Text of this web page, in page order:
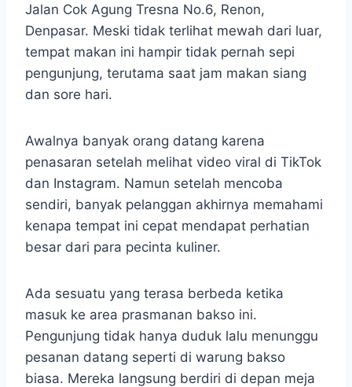
Jalan Cok Agung Tresna No.6, Renon,
Denpasar. Meski tidak terlihat mewah dari luar,
tempat makan ini hampir tidak pernah sepi
pengunjung, terutama saat jam makan siang
dan sore hari.
Awalnya banyak orang datang karena
penasaran setelah melihat video viral di TikTok
dan Instagram. Namun setelah mencoba
sendiri, banyak pelanggan akhirnya memahami
kenapa tempat ini cepat mendapat perhatian
besar dari para pecinta kuliner.
Ada sesuatu yang terasa berbeda ketika
masuk ke area prasmanan bakso ini.
Pengunjung tidak hanya duduk lalu menunggu
pesanan datang seperti di warung bakso
biasa. Mereka langsung berdiri di depan meja